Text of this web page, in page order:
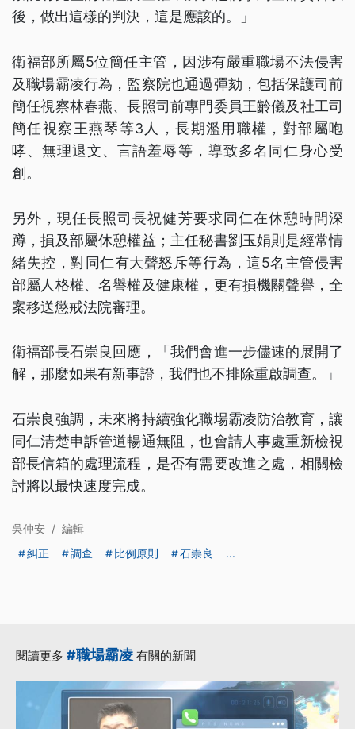
後，做出這樣的判決，這是應該的。」
衛福部所屬5位簡任主管，因涉有嚴重職場不法侵害
及職場霸凌行為，監察院也通過彈劾，包括保護司前
簡任視察林春燕、長照司前專門委員王齡儀及社工司
簡任視察王燕琴等3人，長期濫用職權，對部屬咆
哮、無理退文、言語羞辱等，導致多名同仁身心受
創。
另外，現任長照司長祝健芳要求同仁在休憩時間深
蹲，損及部屬休憩權益；主任秘書劉玉娟則是經常情
緒失控，對同仁有大聲怒斥等行為，這5名主管侵害
部屬人格權、名譽權及健康權，更有損機關聲譽，全
案移送懲戒法院審理。
衛福部長石崇良回應，「我們會進一步儘速的展開了
解，那麼如果有新事證，我們也不排除重啟調查。」
石崇良強調，未來將持續強化職場霸凌防治教育，讓
同仁清楚申訴管道暢通無阻，也會請人事處重新檢視
部長信箱的處理流程，是否有需要改進之處，相關檢
討將以最快速度完成。
吳仲安 / 編輯
糾正
調查 比例原則 石崇良 ...
閱讀更多 #職場霸凌 有關的新聞